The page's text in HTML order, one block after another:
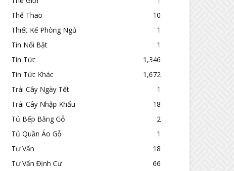
Thể Thao
10
Thiết Kế Phòng Ngủ
1
Tin Nổi Bật
1
Tin Tức
1,346
Tin Tức Khác
1,672
Trái Cây Ngày Tết
1
Trái Cây Nhập Khẩu
18
Tủ Bếp Bằng Gỗ
2
Tủ Quần Áo Gỗ
1
Tư Vấn
18
Tư Vấn Định Cư
66